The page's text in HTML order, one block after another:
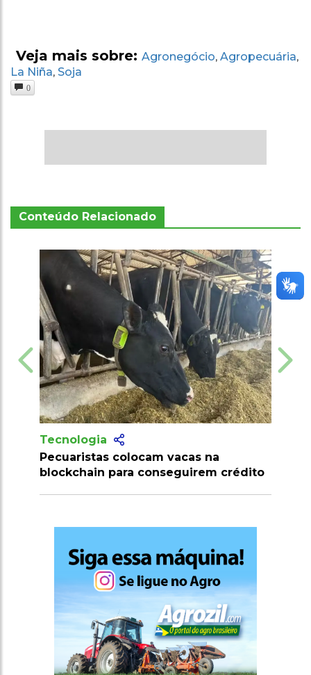
Veja mais sobre: Agronegócio, Agropecuária,
La Niña, Soja
0
Conteúdo Relacionado
Tecnologia
Pecuaristas colocam vacas na
blockchain para conseguirem crédito milhões